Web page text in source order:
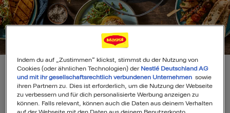
Search
Rezepte 12 Produkte 1
Indem du auf „Zustimmen“ klickst, stimmst du der Nutzung von
Cookies (oder ähnlichen Technologien) der Nestlé Deutschland AG
und mit ihr gesellschaftsrechtlich verbundenen Unternehmen sowie
ihren Partnern zu. Dies ist erforderlich, um die Nutzung der Webseite
zu verbessern und für dich personalisierte Werbung anzeigen zu
können. Falls relevant, können auch die Daten aus deinem Verhalten